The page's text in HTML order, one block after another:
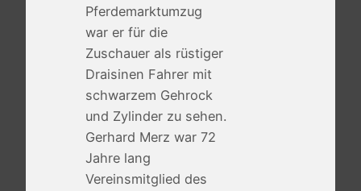
Pferdemarktumzug
war er für die
Zuschauer als rüstiger
Draisinen Fahrer mit
schwarzem Gehrock
und Zylinder zu sehen.
Gerhard Merz war 72
Jahre lang
Vereinsmitglied des